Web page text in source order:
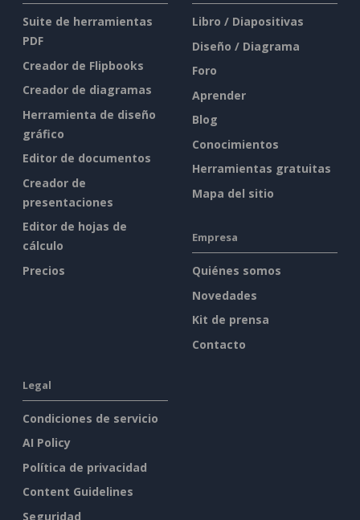
Suite de herramientas
PDF
Creador de Flipbooks
Creador de diagramas
Herramienta de diseño
gráfico
Editor de documentos
Creador de
presentaciones
Editor de hojas de
cálculo
Precios
Libro / Diapositivas
Diseño / Diagrama
Foro
Aprender
Blog
Conocimientos
Herramientas gratuitas
Mapa del sitio
Empresa
Quiénes somos
Novedades
Kit de prensa
Contacto
Legal
Condiciones de servicio
AI Policy
Política de privacidad
Content Guidelines
Seguridad